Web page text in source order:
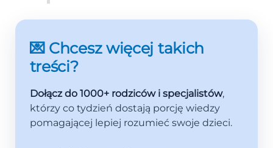
💌 Chcesz więcej takich
treści?
Dołącz do 1000+ rodziców i specjalistów,
którzy co tydzień dostają porcję wiedzy
pomagającej lepiej rozumieć swoje dzieci.